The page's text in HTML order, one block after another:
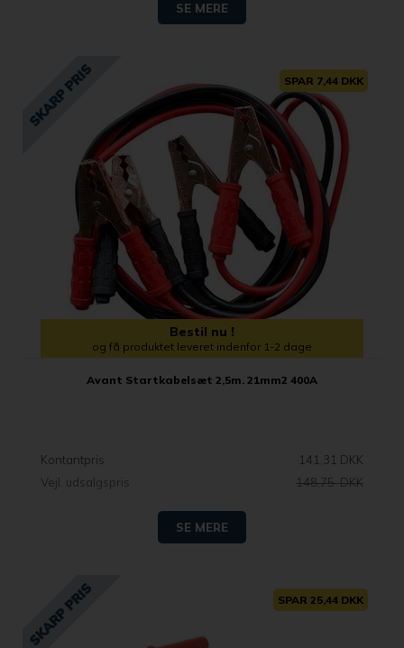
SE MERE
SPAR 7,44 DKK
Bestil nu !
og få produktet leveret indenfor 1-2 dage
Avant Startkabelsæt 2,5m. 21mm2 400A
Kontantpris
141,31 DKK
Vejl. udsalgspris
148,75 DKK
SE MERE
SPAR 25,44 DKK